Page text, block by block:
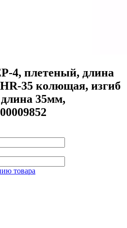
4, плетеный, длина
35 колющая, изгиб
35мм,
товара